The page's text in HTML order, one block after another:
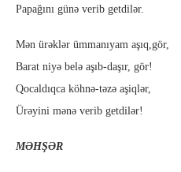
Papağını günə verib getdilər.
Mən ürəklər ümmanıyam aşıq,gör,
Barat niyə belə aşıb-daşır, gör!
Qocaldıqca köhnə-təzə aşiqlər,
Ürəyini mənə verib getdilər!
MƏHŞƏR